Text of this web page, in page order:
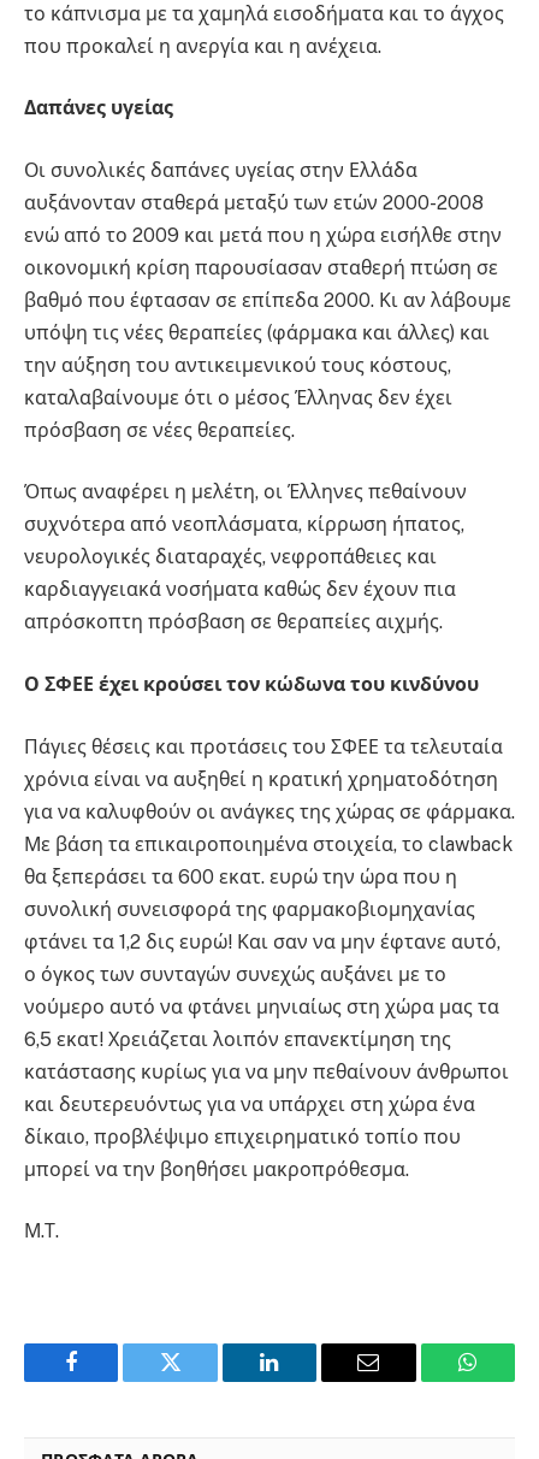
το κάπνισμα με τα χαμηλά εισοδήματα και το άγχος
που προκαλεί η ανεργία και η ανέχεια.
Δαπάνες υγείας
Οι συνολικές δαπάνες υγείας στην Ελλάδα
αυξάνονταν σταθερά μεταξύ των ετών 2000-2008
ενώ από το 2009 και μετά που η χώρα εισήλθε στην
οικονομική κρίση παρουσίασαν σταθερή πτώση σε
βαθμό που έφτασαν σε επίπεδα 2000. Κι αν λάβουμε
υπόψη τις νέες θεραπείες (φάρμακα και άλλες) και
την αύξηση του αντικειμενικού τους κόστους,
καταλαβαίνουμε ότι ο μέσος Έλληνας δεν έχει
πρόσβαση σε νέες θεραπείες.
Όπως αναφέρει η μελέτη, οι Έλληνες πεθαίνουν
συχνότερα από νεοπλάσματα, κίρρωση ήπατος,
νευρολογικές διαταραχές, νεφροπάθειες και
καρδιαγγειακά νοσήματα καθώς δεν έχουν πια
απρόσκοπτη πρόσβαση σε θεραπείες αιχμής.
Ο ΣΦΕΕ έχει κρούσει τον κώδωνα του κινδύνου
Πάγιες θέσεις και προτάσεις του ΣΦΕΕ τα τελευταία
χρόνια είναι να αυξηθεί η κρατική χρηματοδότηση
για να καλυφθούν οι ανάγκες της χώρας σε φάρμακα.
Με βάση τα επικαιροποιημένα στοιχεία, το clawback
θα ξεπεράσει τα 600 εκατ. ευρώ την ώρα που η
συνολική συνεισφορά της φαρμακοβιομηχανίας
φτάνει τα 1,2 δις ευρώ! Και σαν να μην έφτανε αυτό,
ο όγκος των συνταγών συνεχώς αυξάνει με το
νούμερο αυτό να φτάνει μηνιαίως στη χώρα μας τα
6,5 εκατ! Χρειάζεται λοιπόν επανεκτίμηση της
κατάστασης κυρίως για να μην πεθαίνουν άνθρωποι
και δευτερευόντως για να υπάρχει στη χώρα ένα
δίκαιο, προβλέψιμο επιχειρηματικό τοπίο που
μπορεί να την βοηθήσει μακροπρόθεσμα.
Μ.Τ.
Facebook Twitter LinkedIn Email